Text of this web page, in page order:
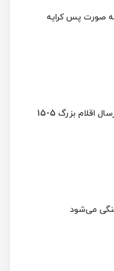
به صورت پس کرایه
ارسال اقلام کوچک 2-5 روز کاری ارسال اقلام بزرگ 5-15
می‌شود